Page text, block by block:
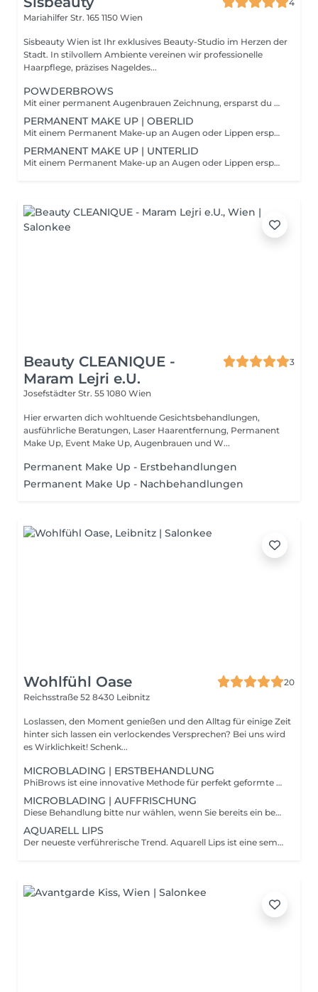
4
Mariahilfer Str. 165 1150 Wien
Sisbeauty Wien ist Ihr exklusives Beauty-Studio im Herzen der
Stadt. In stilvollem Ambiente vereinen wir professionelle
Haarpflege, präzises Nageldes...
POWDERBROWS
Mit einer permanent Augenbrauen Zeichnung, ersparst du Zeit und Mühe, die normalerweise mit dem Auftragen von Augenbrauen Make-up verschwendet wird. Werde deine Brauenstift und Bürstchen los und sei willkommen in der Welt des Permanent Make-up.
PERMANENT MAKE UP | OBERLID
Mit einem Permanent Make-up an Augen oder Lippen ersparst du dir viel Zeit und Mühe, die du normalerweise morgens vor dem Spiegel verbringen musst. Ein Oberlidstrich ist die Königsdisziplin beim Schminken. Er gelingt dir immer noch nicht perfekt? Mit einem permanenten Lidstrich am Oberlid hast du die nächsten Jahre Ruhe und deine Augen sehen immer top aus!
PERMANENT MAKE UP | UNTERLID
Mit einem Permanent Make-up an Augen oder Lippen ersparst du dir viel Zeit und Mühe, die du normalerweise morgens vor dem Spiegel verbringen musst. Ein Lidstrich ist die Königsdisziplin beim Schminken. Er gelingt dir immer noch nicht perfekt? Mit einem permanenten Lidstrich am Unterlid hast du die nächsten Jahre Ruhe und deine Augen sehen immer top aus!
Beauty CLEANIQUE -
Maram Lejri e.U.
3
Josefstädter Str. 55 1080 Wien
Hier erwarten dich wohltuende Gesichtsbehandlungen,
ausführliche Beratungen, Laser Haarentfernung, Permanent
Make Up, Event Make Up, Augenbrauen und W...
Permanent Make Up - Erstbehandlungen
Permanent Make Up - Nachbehandlungen
Wohlfühl Oase
20
Reichsstraße 52 8430 Leibnitz
Loslassen, den Moment genießen und den Alltag für einige Zeit
hinter sich lassen ein verlockendes Versprechen? Bei uns wird
es Wirklichkeit! Schenk...
MICROBLADING | ERSTBEHANDLUNG
PhiBrows ist eine innovative Methode für perfekt geformte Augenbrauen. Diese Technik basiert auf der Verwendung von feinsten Mi- croblading-Klingen, um feine, präzise Striche in die Haut zu zeichnen, die natürliche Augenbrauenhaare imitieren. Durch die Verwendung von hochwertigen Pigmenten und einer präzisen Messung der Gesichtsproportionen werden individuell angepasste Augenbrauen geschaffen. PhiBrows ermöglicht es, unregelmäßige Augenbrauen zu korrigieren, Lücken zu füllen und eine harmonische Augenbrauenform zu erreichen. Mit PhiBrows genießt man langanhaltende Ergebnisse, die bis zu 18 Monate halten können, je nach Hauttyp und Pflege
MICROBLADING | AUFFRISCHUNG
Diese Behandlung bitte nur wählen, wenn Sie bereits ein bestehendes Microblading haben! Eine Nachbehandlung ist eine Aufrischungsbehandlung von bestehendem Microblading nach 1-3 Jahren NACH der Erstbehandlung.
AQUARELL LIPS
Der neueste verführerische Trend. Aquarell Lips ist eine semi-permanente Make up Technik, die darauf abzielt, den Lippen eine natürliche und weiche Farbe zu verleihen, ähnlich einem Aquarell Effekt. Bei dieser Methode werden spezielle Pigmente in die oberste Hautschicht der Lippeb eingearbeitet, wodurch sanfte Frabverläufe ohne harte Konturen entstehen. Das Ergebnis ist eine dezente Betonung der Lippen, die etwas sechs bis zwöf Monate hält. Diese Technik ist ideal für diejenigen, die eine subtile, langanhaltende Lippenfarbe wünschen, ohne täglich Lippenstift auftragen zu müssen. Sie sorgt für einen natürlichen Look, der die Lippen gleichmäßig und frisch aussehen lässt.